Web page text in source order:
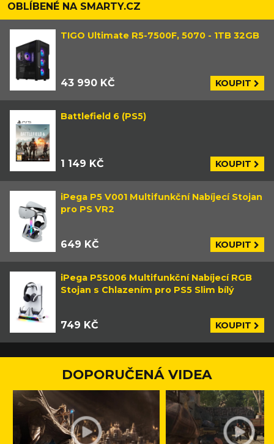
OBLÍBENÉ NA SMARTY.CZ
TIGO Ultimate R5-7500F, 5070 - 1TB 32GB
43 990 KČ KOUPIT
Battlefield 6 (PS5)
1 149 KČ KOUPIT
iPega P5 V001 Multifunkční Nabíjecí Stojan
pro PS VR2
649 KČ KOUPIT
iPega P5S006 Multifunkční Nabíjecí RGB
Stojan s Chlazením pro PS5 Slim bílý
749 KČ KOUPIT
DOPORUČENÁ VIDEA